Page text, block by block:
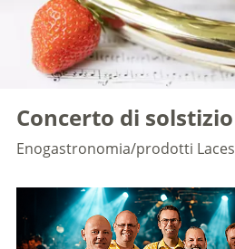
Concerto di solstizio
Enogastronomia/prodotti Laces